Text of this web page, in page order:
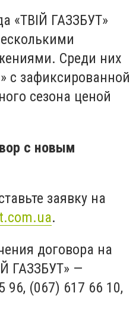
«ТВІЙ ГАЗЗБУТ»
Среди них
с зафиксированной
сезона ценой
с новым
заявку на
.
договора на
Й ГАЗЗБУТ» —
96, (067) 61 7 66 10,